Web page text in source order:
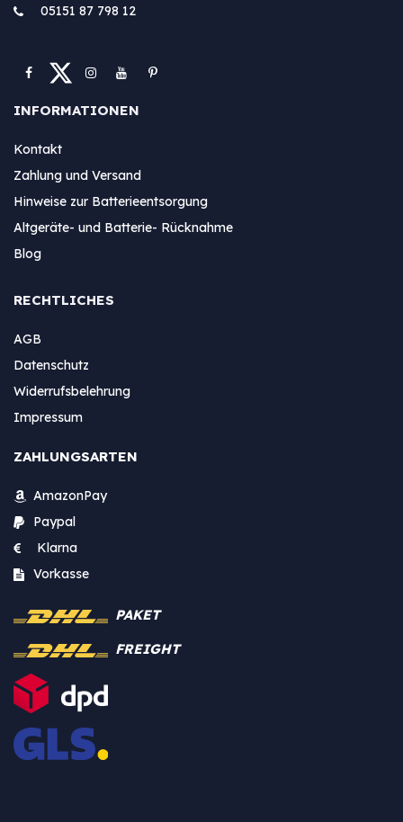
05151 87 798 12
INFORMATIONEN
Kontakt
Zahlung und Versand
Hinweise zur Batterieentsorgung
Altgeräte- und Batterie- Rücknahme
Blog
RECHTLICHES
AGB
Datenschutz
Widerrufsbelehrung
Impressum
ZAHLUNGSARTEN
AmazonPay
Paypal
Klarna
Vorkasse
PAKET
FREIGHT